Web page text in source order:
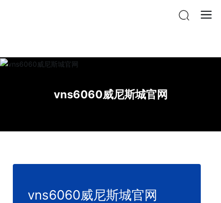
vnsr威尼斯城官网登入
vns6060威尼斯城官网
vns6060威尼斯城官网